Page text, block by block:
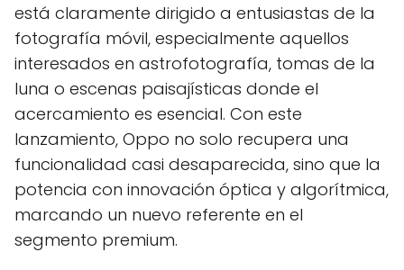
está claramente dirigido a entusiastas de la
fotografía móvil, especialmente aquellos
interesados en astrofotografía, tomas de la
luna o escenas paisajísticas donde el
acercamiento es esencial. Con este
lanzamiento, Oppo no solo recupera una
funcionalidad casi desaparecida, sino que la
potencia con innovación óptica y algorítmica,
marcando un nuevo referente en el
segmento premium.